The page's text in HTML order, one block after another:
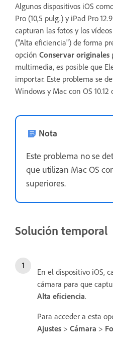
Algunos dispositivos iOS
Pro (10,5 pulg.) y iPad Pro
capturan las fotos y los
("Alta eficiencia") de forma
opción Conservar originales
multimedia, es posible que
importar. Este problema se
Windows y Mac con OS
Nota
Este problema no se
que utilizan Mac OS
superiores.
Solución temporal
En el dispositivo iOS,
cámara para que
Alta eficiencia.
Para acceder a esta
Ajustes > Cámara >